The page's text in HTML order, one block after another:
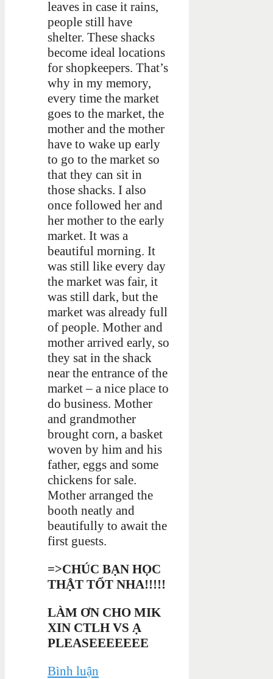
leaves in case it rains,
people still have
shelter. These shacks
become ideal locations
for shopkeepers. That’s
why in my memory,
every time the market
goes to the market, the
mother and the mother
have to wake up early
to go to the market so
that they can sit in
those shacks. I also
once followed her and
her mother to the early
market. It was a
beautiful morning. It
was still like every day
the market was fair, it
was still dark, but the
market was already full
of people. Mother and
mother arrived early, so
they sat in the shack
near the entrance of the
market – a nice place to
do business. Mother
and grandmother
brought corn, a basket
woven by him and his
father, eggs and some
chickens for sale.
Mother arranged the
booth neatly and
beautifully to await the
first guests.
=>CHÚC BẠN HỌC
THẬT TỐT NHA!!!!!
LÀM ƠN CHO MIK
XIN CTLH VS Ạ
PLEASEEEEEEE
Bình luận